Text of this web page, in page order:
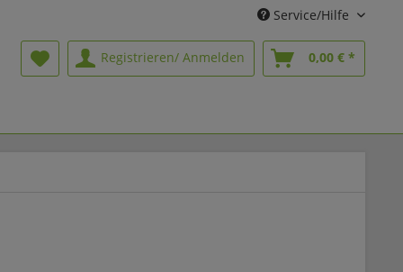
Service/Hilfe
Registrieren/ Anmelden 0,00 € *